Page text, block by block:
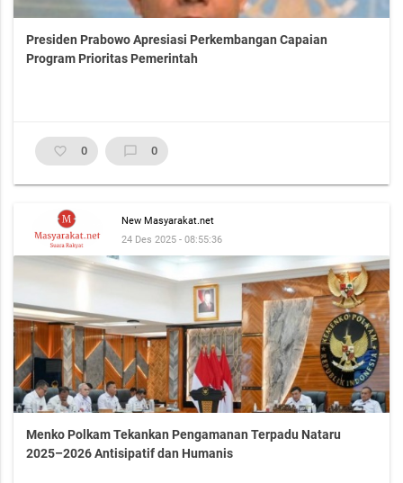
Presiden Prabowo Apresiasi Perkembangan Capaian
Program Prioritas Pemerintah
favorite_border 0 chat_bubble_outline 0
New Masyarakat.net
24 Des 2025 - 08:55:36
Menko Polkam Tekankan Pengamanan Terpadu Nataru
2025–2026 Antisipatif dan Humanis